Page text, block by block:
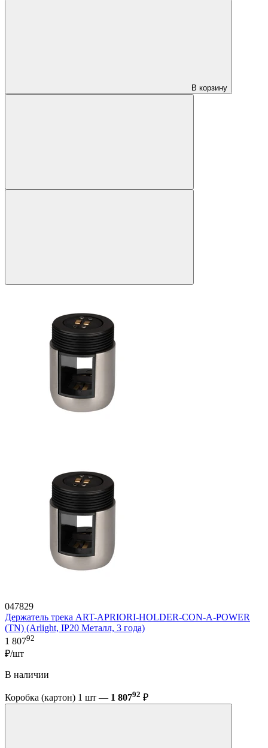
В корзину
047829
Держатель трека ART-APRIORI-HOLDER-CON-A-POWER
(TN) (Arlight, IP20 Металл, 3 года)
1 80792
₽/шт
В наличии
Коробка (картон) 1 шт — 1 80792 ₽